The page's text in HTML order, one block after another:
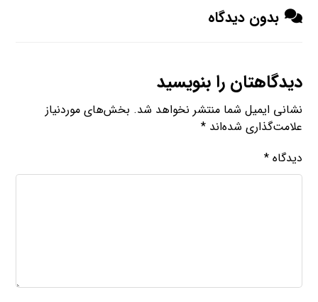
بدون دیدگاه
دیدگاهتان را بنویسید
نشانی ایمیل شما منتشر نخواهد شد. بخش‌های موردنیاز
علامت‌گذاری شده‌اند*
دیدگاه*